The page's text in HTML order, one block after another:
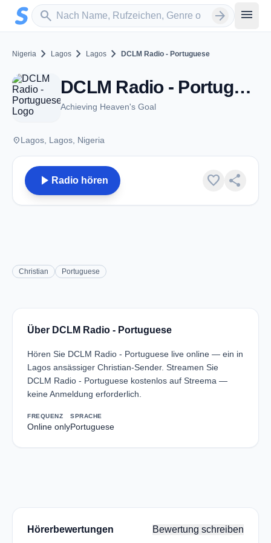
Zum Hauptinhalt springen
search
Sender suchen arrow_forward menu
Nigeria chevron_right Lagos chevron_right Lagos chevron_right DCLM Radio - Portuguese
DCLM Radio - Portuguese - Lagos
Achieving Heaven's Goal
placeLagos, Lagos, Nigeria
play_arrow Radio hören favorite share
Christian Portuguese
Über DCLM Radio - Portuguese
Hören Sie DCLM Radio - Portuguese live online — ein in
Lagos ansässiger Christian-Sender. Streamen Sie
DCLM Radio - Portuguese kostenlos auf Streema —
keine Anmeldung erforderlich.
FREQUENZ
Online only
SPRACHE
Portuguese
Hörerbewertungen Bewertung schreiben